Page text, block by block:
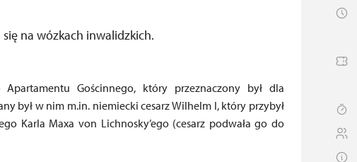
na wózkach inwalidzkich.
Gościnnego, który przeznaczony był dla
był w nim m.in. niemiecki cesarz Wilhelm I, który przybył
Karla Maxa von Lichnosky’ego (cesarz podwała go do